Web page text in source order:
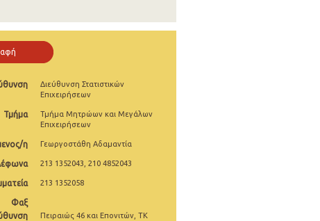
2024
2024
Ιουνίου 2024
2024
2024
2024
Διεύθυνση Στατιστικών
Επιχειρήσεων
Τμήμα
Τμήμα Μητρώων και Μεγάλων
Επιχειρήσεων
η Γεωργοστάθη Αδαμαντία
213 1352043, 210 4852043
213 1352058
Φαξ
Πειραιώς 46 και Επονιτών, ΤΚ